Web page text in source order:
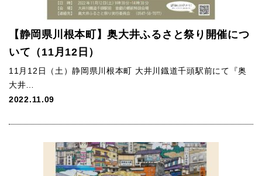
【静岡県川根本町】奥大井ふるさと祭り開催につ
いて（11月12日）
11月12日（土）静岡県川根本町 大井川鐡道千頭駅前にて『奥
大井…
2022.11.09